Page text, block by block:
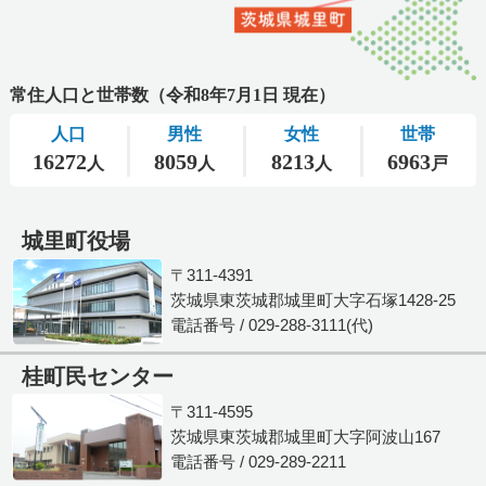
城里町役場
〒311-4391
茨城県東茨城郡城里町大字石塚1428-25
電話番号 / 029-288-3111(代)
桂町民センター
〒311-4595
茨城県東茨城郡城里町大字阿波山167
電話番号 / 029-289-2211